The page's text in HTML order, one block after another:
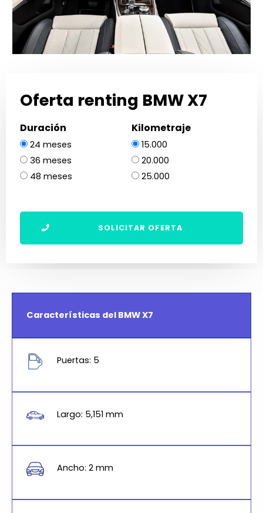
Oferta renting BMW X7
Duración
24 meses
36 meses
48 meses
Kilometraje
15.000
20.000
25.000
SOLICITAR OFERTA
Características del BMW X7
Puertas: 5
Largo: 5,151 mm
Ancho: 2 mm